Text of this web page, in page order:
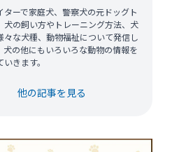
ターで家庭犬、警察犬の元ドッグト
犬の飼い方やトレーニング方法、犬
々な犬種、動物福祉について発信し
犬の他にもいろいろな動物の情報を
きます。
他の記事を見る